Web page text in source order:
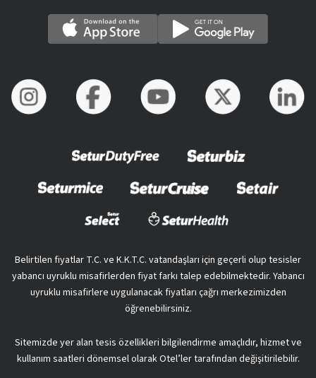
Belirtilen fiyatlar T.C. ve K.K.T.C. vatandaşları için geçerli olup tesisler
yabancı uyruklu misafirlerden fiyat farkı talep edebilmektedir. Yabancı
uyruklu misafirlere uygulanacak fiyatları çağrı merkezimizden
öğrenebilirsiniz.
Sitemizde yer alan tesis özellikleri bilgilendirme amaçlıdır, hizmet ve
kullanım saatleri dönemsel olarak Otel’ler tarafından değişitirilebilir.